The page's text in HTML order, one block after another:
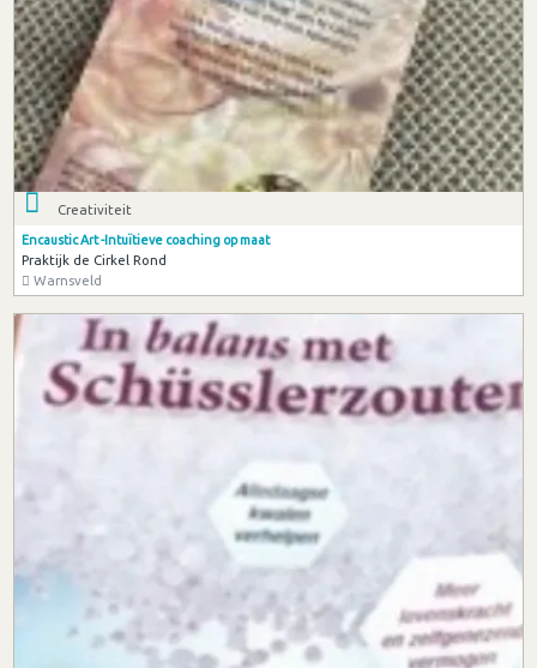
Creativiteit
Encaustic Art -Intuïtieve coaching op maat
Praktijk de Cirkel Rond
Warnsveld